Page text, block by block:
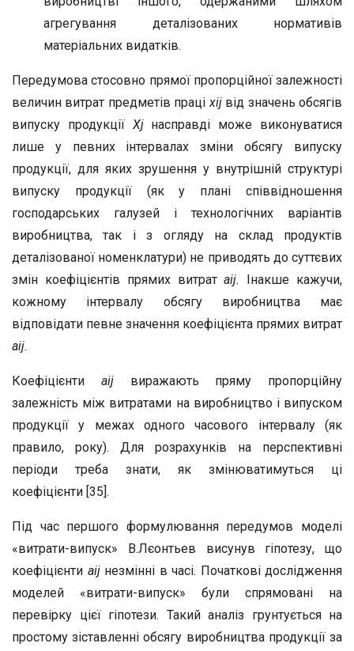
агрегування деталізованих нормативів
матеріальних видатків.
Передумова стосовно прямої пропорційної залежності
величин витрат предметів праціxіjвід значень обсягів
випуску продукції Xjнасправді може виконуватися
лише у певних інтервалах зміни обсягу випуску
продукції, для яких зрушення у внутрішній структурі
випуску продукції (як у плані співвідношення
господарських галузей і технологічних варіантів
виробництва, так і з огляду на склад продуктів
деталізованої номенклатури) не приводять до суттєвих
змін коефіцієнтів прямих витратaij. Інакше кажучи,
кожному інтервалу обсягу виробництва має
відповідати певне значення коефіцієнта прямих витрат
aij.
Коефіцієнти аіjвиражають пряму пропорційну
залежність між витратами на виробництво і випуском
продукції у межах одного часового інтервалу (як
правило, року). Для розрахунків на перспективні
періоди треба знати, як змінюватимуться ці
коефіцієнти [35].
Під час першого формулювання передумов моделі
«витрати-випуск» В.Лєонтьев висунув гіпотезу, що
коефіцієнти aijнезмінні в часі. Початкові дослідження
моделей «витрати-випуск» були спрямовані на
перевірку цієї гіпотези. Такий аналіз грунтується на
простому зіставленні обсягу виробництва продукції за